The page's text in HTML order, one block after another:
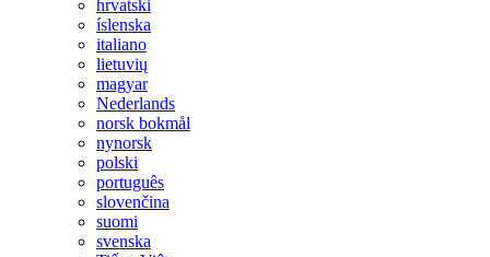
hrvatski
íslenska
italiano
lietuvių
magyar
Nederlands
norsk bokmål
nynorsk
polski
português
slovenčina
suomi
svenska